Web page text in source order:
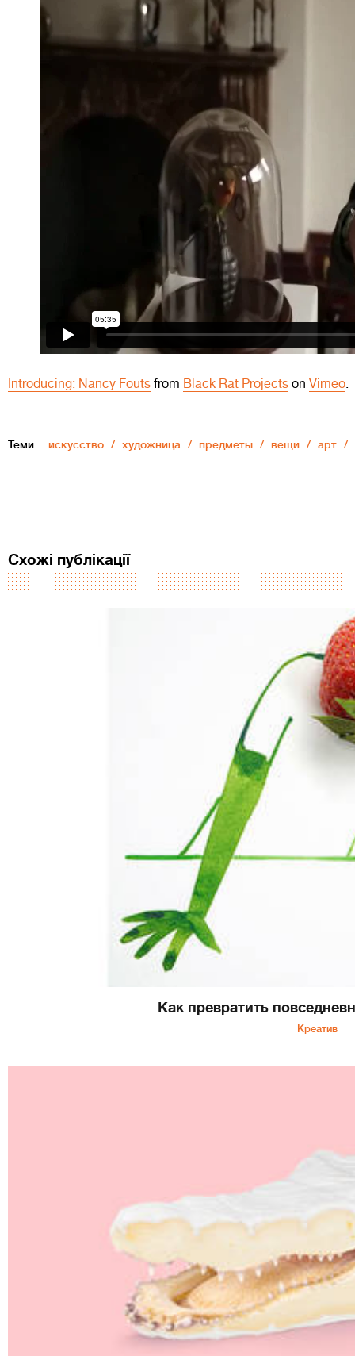
Introducing: Nancy Fouts from Black Rat Projects on Vimeo.
Теми: искусство художница предметы вещи арт
Схожі публікації
Как превратить
Креатив